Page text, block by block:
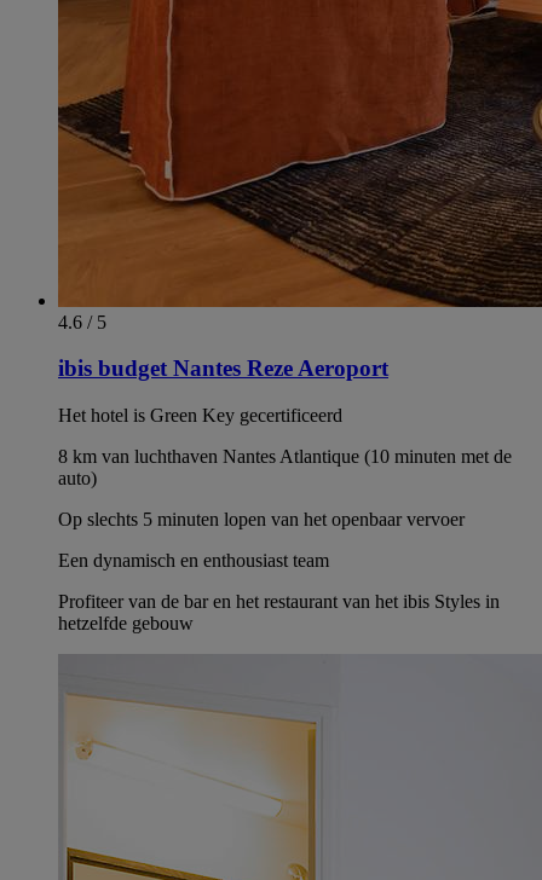
4.6 / 5
ibis budget Nantes Reze Aeroport
Het hotel is Green Key gecertificeerd
8 km van luchthaven Nantes Atlantique (10 minuten met de
auto)
Op slechts 5 minuten lopen van het openbaar vervoer
Een dynamisch en enthousiast team
Profiteer van de bar en het restaurant van het ibis Styles in
hetzelfde gebouw